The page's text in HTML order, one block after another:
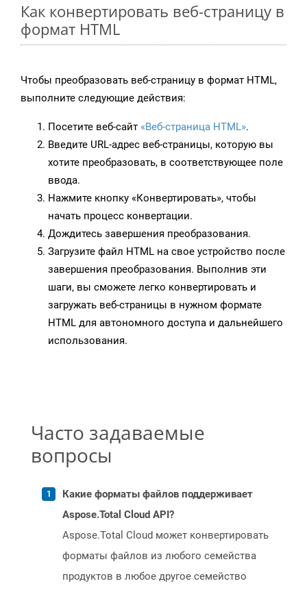
Как конвертировать веб-страницу в
формат HTML
Чтобы преобразовать веб-страницу в формат HTML,
выполните следующие действия:
Посетите веб-сайт «Веб-страница HTML».
Введите URL-адрес веб-страницы, которую вы
хотите преобразовать, в соответствующее поле
ввода.
Нажмите кнопку «Конвертировать», чтобы
начать процесс конвертации.
Дождитесь завершения преобразования.
Загрузите файл HTML на свое устройство после
завершения преобразования. Выполнив эти
шаги, вы сможете легко конвертировать и
загружать веб-страницы в нужном формате
HTML для автономного доступа и дальнейшего
использования.
Часто задаваемые
вопросы
Какие форматы файлов поддерживает
Aspose.Total Cloud API?
Aspose.Total Cloud может конвертировать
форматы файлов из любого семейства
продуктов в любое другое семейство